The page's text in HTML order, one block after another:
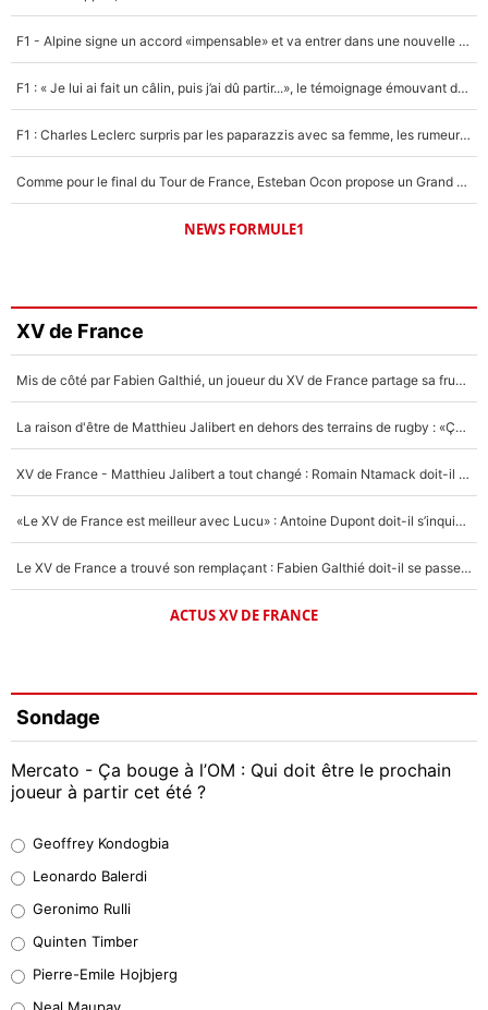
F1 - Alpine signe un accord «impensable» et va entrer dans une nouvelle dimension : Grande nouvelle pour Pierre Gasly !
F1 : « Je lui ai fait un câlin, puis j’ai dû partir...», le témoignage émouvant de Max Verstappen sur sa fille
F1 : Charles Leclerc surpris par les paparazzis avec sa femme, les rumeurs étaient vraies !
Comme pour le final du Tour de France, Esteban Ocon propose un Grand Prix de Formule 1 à Paris : «Autour de l’Arc de Triomphe, ce serait génial» !
NEWS FORMULE1
XV de France
Mis de côté par Fabien Galthié, un joueur du XV de France partage sa frustration : «ils ne me l’ont pas dit tout de suite»
La raison d'être de Matthieu Jalibert en dehors des terrains de rugby : «Ça m'atteint autant que si tu touches à un membre de ma famille»
XV de France - Matthieu Jalibert a tout changé : Romain Ntamack doit-il s’inquiéter pour sa place à un an de la Coupe du monde ?
«Le XV de France est meilleur avec Lucu» : Antoine Dupont doit-il s’inquiéter pour sa place ?
Le XV de France a trouvé son remplaçant : Fabien Galthié doit-il se passer d'Antoine Dupont ?
ACTUS XV DE FRANCE
Sondage
Mercato - Ça bouge à l’OM : Qui doit être le prochain
joueur à partir cet été ?
38%
32%
5%
Geoffrey Kondogbia
Leonardo Balerdi
Geronimo Rulli
Quinten Timber
Pierre-Emile Hojbjerg
Neal Maupay